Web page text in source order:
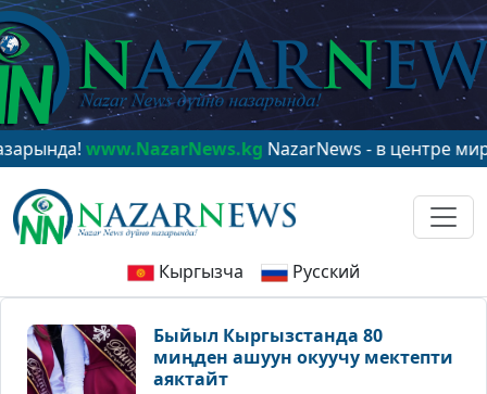
www.NazarNews.kgNazarNews - в центре
Кыргызча Русский
Быйыл Кыргызстанда 80
миңден ашуун окуучу мектепти
аяктайт